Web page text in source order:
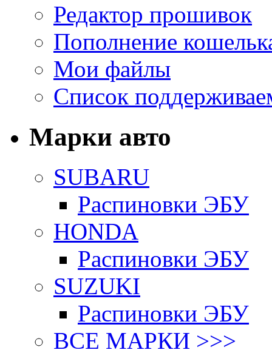
Редактор прошивок
Пополнение
Мои файлы
Список
Марки авто
SUBARU
Распиновки ЭБУ
HONDA
Распиновки ЭБУ
SUZUKI
Распиновки ЭБУ
ВСЕ МАРКИ >>>